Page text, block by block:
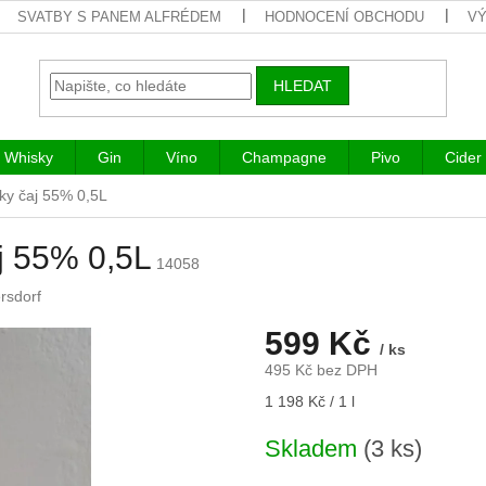
SVATBY S PANEM ALFRÉDEM HODNOCENÍ OBCHODU
HLEDAT
Whisky Gin Víno Champagne Pivo Cider
čaj 55% 0,5L
55% 0,5L 14058
599 Kč / ks
495 Kč bez DPH
Měrná
1 198 Kč / 1 l
Skladem (3 ks)